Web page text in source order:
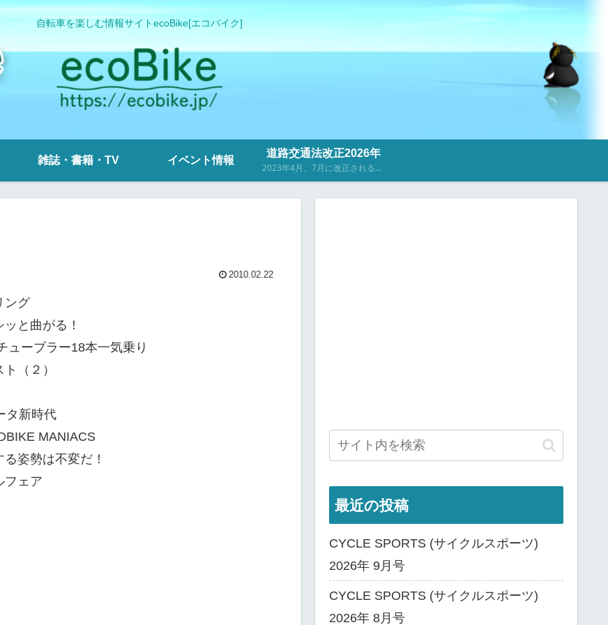
自転車を楽しむ情報サイトecoBike[エコバイク]
雑誌・書籍・TV イベント情報
道路交通法改正2026年
2023年4月、7月に改正される道路交通法に関するニュース・記事を掲載しています。
2010.02.22
ング
と曲がる！
ューブラー18本一気乗り
（２）
タ新時代
MANIACS
姿勢は不変だ！
フェア
最近の投稿
CYCLE SPORTS (サイクルスポーツ)
2026年 9月号
CYCLE SPORTS (サイクルスポーツ)
2026年 8月号